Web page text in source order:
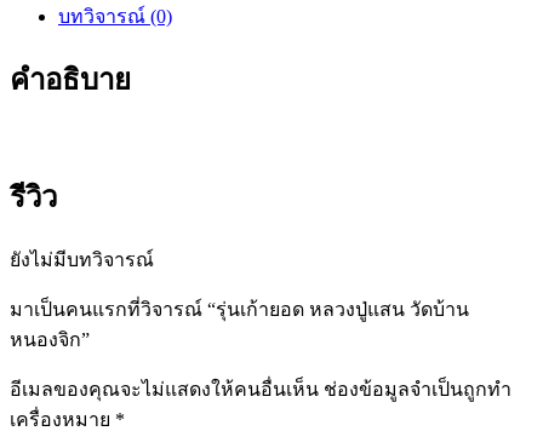
บทวิจารณ์ (0)
คำอธิบาย
รีวิว
ยังไม่มีบทวิจารณ์
มาเป็นคนแรกที่วิจารณ์ “รุ่นเก้ายอด หลวงปู่แสน วัดบ้าน
หนองจิก”
อีเมลของคุณจะไม่แสดงให้คนอื่นเห็น ช่องข้อมูลจำเป็นถูกทำ
เครื่องหมาย *